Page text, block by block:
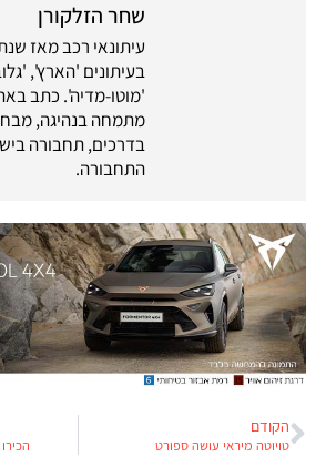
שחר הזלקורן
בעיתונים 'הארץ',
מתמחה בנהיגה,
בדרכים, תחבורה
התחבורה.
הקודם
טויוטה מיראי עושה ספורט